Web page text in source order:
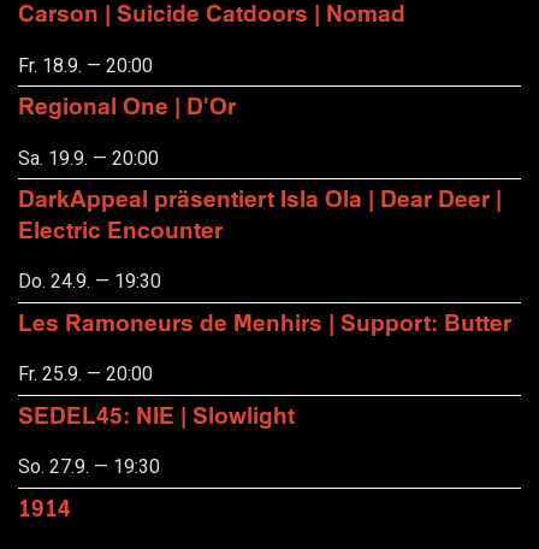
Carson | Suicide Catdoors | Nomad
Fr. 18.9. — 20:00
Regional One | D'Or
Sa. 19.9. — 20:00
DarkAppeal präsentiert Isla Ola | Dear Deer |
Electric Encounter
Do. 24.9. — 19:30
Les Ramoneurs de Menhirs | Support: Butter
Fr. 25.9. — 20:00
SEDEL45: NIE | Slowlight
So. 27.9. — 19:30
1914